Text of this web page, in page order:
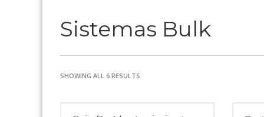
Sistemas Bulk
SHOWING ALL 6 RESULTS